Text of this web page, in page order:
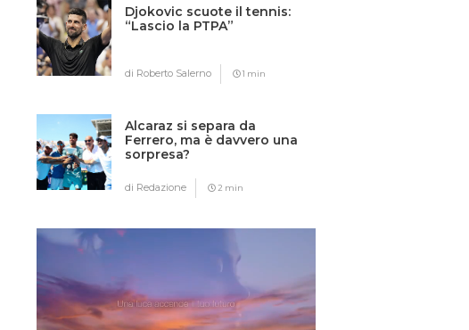
Djokovic scuote il tennis:
“Lascio la PTPA”
di Roberto Salerno 1 min
Alcaraz si separa da
Ferrero, ma è davvero una
sorpresa?
di Redazione 2 min